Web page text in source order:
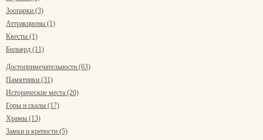
Зоопарки (3)
Аттракционы (1)
Квесты (1)
Бильярд (11)
Достопримечательности (63)
Памятники (31)
Исторические места (20)
Горы и скалы (17)
Храмы (13)
Замки и крепости (5)